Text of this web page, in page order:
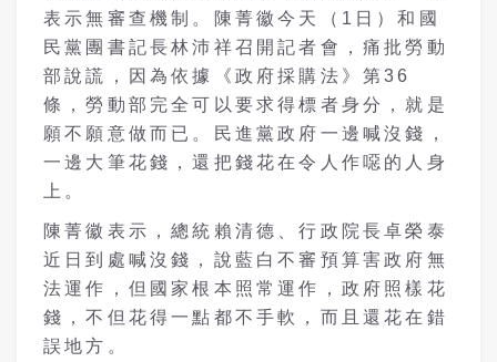
表示無審查機制。陳菁徽今天（1日）和國
民黨團書記長林沛祥召開記者會，痛批勞動
部說謊，
因為依據
《政府採購法》第36
條，勞動部完全可以要求得標者身分，就是
願不願意做而已。民進黨政府一邊喊沒錢，
一邊大筆花錢，還把錢花在令人作噁的人身
上。
陳菁徽表示 ，總統賴清德、行政院長卓榮泰
近日到處喊沒錢 ， 說藍白不審預算害政府無
法運作，但國家根本照常運作，政府照樣花
錢，不但花得一點都不手軟，而且還花在錯
誤地方。